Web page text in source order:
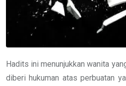
Hadits ini menunjukkan wanita
diberi hukuman atas perbuatan